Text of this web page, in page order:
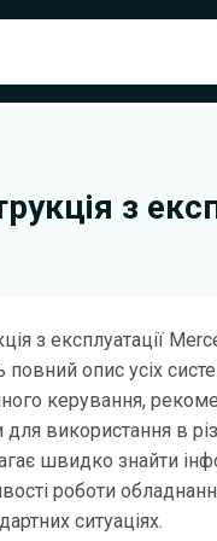
з
з експлуатації
повний опис усіх
керування,
для використання в
швидко знайти
роботи
ситуаціях.